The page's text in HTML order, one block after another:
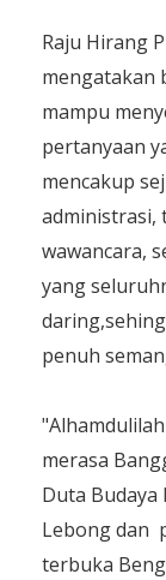
Raju Hirang
mengatakan
mampu
pertanyaan
mencakup
administrasi,
wawancara,
yang
penuh
merasa
Duta Budaya
Lebong dan
terbuka